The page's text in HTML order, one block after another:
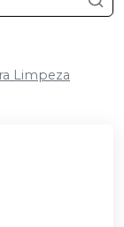
Limpeza